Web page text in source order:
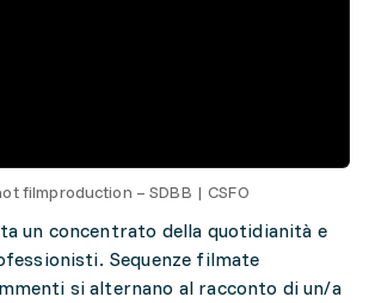
filmproduction – SDBB | CSFO
un concentrato della quotidianità e
Sequenze filmate
si alternano al racconto di un/a